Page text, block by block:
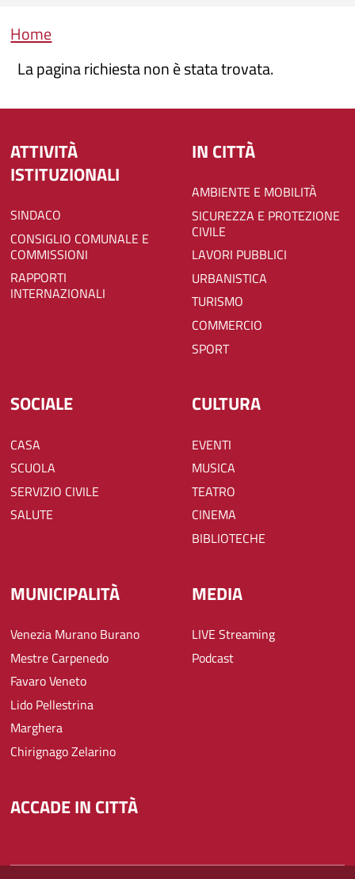
Briciole di pane
Home
La pagina richiesta non è stata trovata.
ATTIVITÀ
ISTITUZIONALI
SINDACO
CONSIGLIO COMUNALE E
COMMISSIONI
RAPPORTI
INTERNAZIONALI
IN CITTÀ
AMBIENTE E MOBILITÀ
SICUREZZA E PROTEZIONE
CIVILE
LAVORI PUBBLICI
URBANISTICA
TURISMO
COMMERCIO
SPORT
SOCIALE
CASA
SCUOLA
SERVIZIO CIVILE
SALUTE
CULTURA
EVENTI
MUSICA
TEATRO
CINEMA
BIBLIOTECHE
MUNICIPALITÀ
Venezia Murano Burano
Mestre Carpenedo
Favaro Veneto
Lido Pellestrina
Marghera
Chirignago Zelarino
MEDIA
LIVE Streaming
Podcast
ACCADE IN CITTÀ